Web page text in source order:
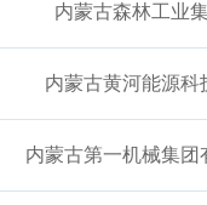
内蒙古森林工业
内蒙古黄河能源
内蒙古第一机械集